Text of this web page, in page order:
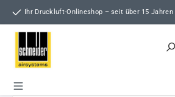
Zum Hauptinhalt springen
Ihr Druckluft-Onlineshop – seit über 15 Jahren